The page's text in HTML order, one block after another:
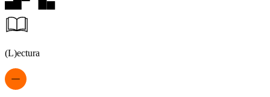
(L)ectura